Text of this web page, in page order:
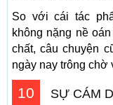
So với cái tác
không nặng nề
chất, câu chuyện
ngày nay trông chờ
10 SỰ CÁM